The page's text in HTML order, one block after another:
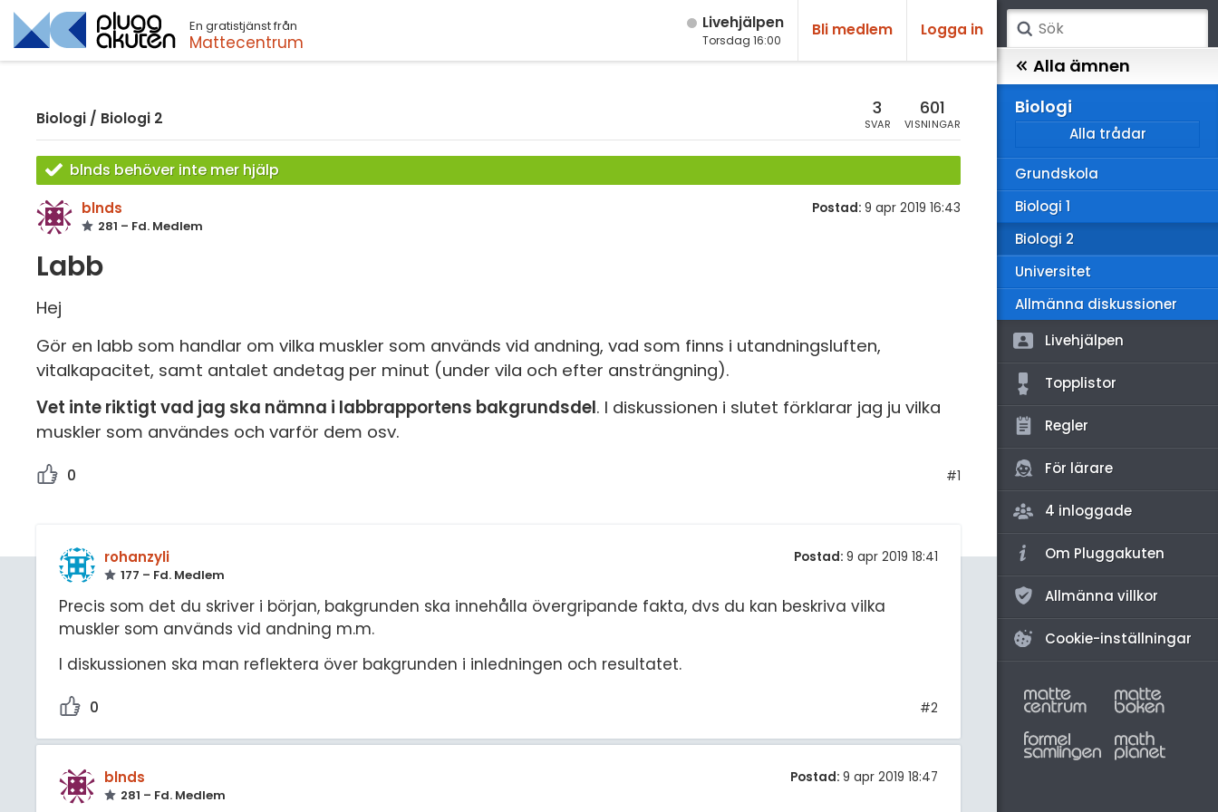
En gratistjänst från
Mattecentrum
Live­hjälpen
Torsdag 16:00
Bli medlem Logga in
Biologi / Biologi 2 3
SVAR
601
VISNINGAR
blnds behöver inte mer hjälp
blnds
281 – Fd. Medlem
Postad: 9 apr 2019 16:43
Labb
Hej
Gör en labb som handlar om vilka muskler som används vid andning, vad som finns i utandningsluften,
vitalkapacitet, samt antalet andetag per minut (under vila och efter ansträngning).
Vet inte riktigt vad jag ska nämna i labbrapportens bakgrundsdel. I diskussionen i slutet förklarar jag ju vilka
muskler som användes och varför dem osv.
0 #1
rohanzyli
177 – Fd. Medlem
Postad: 9 apr 2019 18:41
Precis som det du skriver i början, bakgrunden ska innehålla övergripande fakta, dvs du kan beskriva vilka
muskler som används vid andning m.m.
I diskussionen ska man reflektera över bakgrunden i inledningen och resultatet.
0 #2
blnds
281 – Fd. Medlem
Postad: 9 apr 2019 18:47
Sök
Matematik
Kemi
Biologi
Alla ämnen
Biologi
Alla trådar
Grundskola
Biologi 1
Biologi 2
Universitet
Allmänna diskussioner
Livehjälpen
Topplistor
Regler
För lärare
4 inloggade
Om Pluggakuten
Allmänna villkor
Cookie-inställningar
Teknik & Bygg
Samhällsorientering